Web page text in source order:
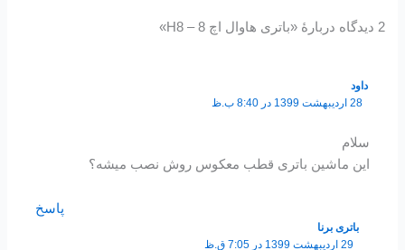
2 دیدگاه دربارهٔ «باتری هاوال اچ 8 – H8»
داود
28 اردیبهشت 1399 در 8:40 ب.ظ
سلام
این ماشین باتری قطب معکوس روش نصب میشه؟
پاسخ
باتری برنا
29 اردیبهشت 1399 در 7:05 ق.ظ